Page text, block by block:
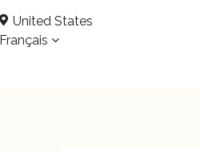
United States